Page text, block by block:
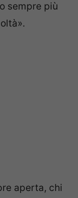
sempre più
aperta, chi